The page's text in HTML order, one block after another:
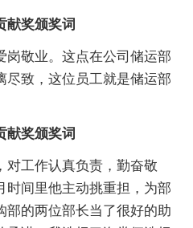
献奖颁奖词
岗敬业。这点在公司储运部
尽致，这位员工就是储运部
献奖颁奖词
对工作认真负责，勤奋敬
时间里他主动挑重担，为部
部的两位部长当了很好的助